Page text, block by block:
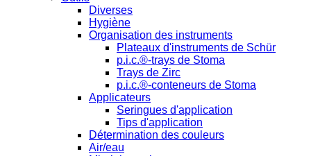
Diverses
Hygiène
Organisation des instruments
Plateaux d'instruments de Schür
p.i.c.®-trays de Stoma
Trays de Zirc
p.i.c.®-conteneurs de Stoma
Applicateurs
Seringues d'application
Tips d'application
Détermination des couleurs
Air/eau